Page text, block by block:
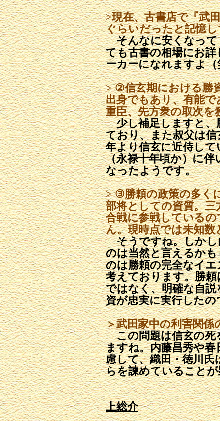
>現在、古書店で『武
ぐらいだったと記憶
そんなに安くなって
ても古書の相場にお
ーカーになれますよ（
> ②信玄期における勝
出身でもあり、有能
重臣、先方衆の取次を
少し補足しますと、
ており、また叔父は
年より信玄に近侍し
（永禄十年頃か）に
なったようです。
> ③勝頼の政策の多く
部将としての資質。三
合戦に参戦している
ん。現時点では未知
そうですね。しかし
のは当然と言えるか
のは勝頼の完全なイ
考えております。勝
ではなく、明確な自
資が忠実に実行した
＞武田家中の利害関
この問題は信玄の死
ますね。内藤昌秀や
慮して、織田・徳川
らを諫めていること
上総介